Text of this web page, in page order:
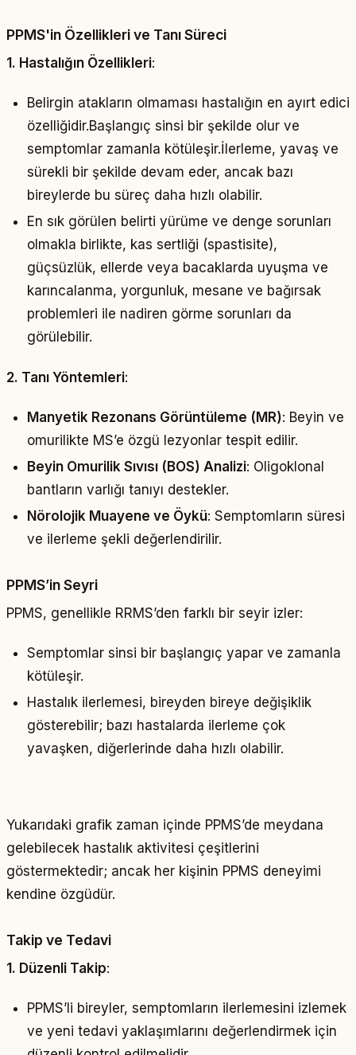
PPMS'in Özellikleri ve Tanı Süreci
1. Hastalığın Özellikleri:
Belirgin atakların olmaması hastalığın en ayırt edici
özelliğidir.Başlangıç sinsi bir şekilde olur ve
semptomlar zamanla kötüleşir.İlerleme, yavaş ve
sürekli bir şekilde devam eder, ancak bazı
bireylerde bu süreç daha hızlı olabilir.
En sık görülen belirti yürüme ve denge sorunları
olmakla birlikte, kas sertliği (spastisite),
güçsüzlük, ellerde veya bacaklarda uyuşma ve
karıncalanma, yorgunluk, mesane ve bağırsak
problemleri ile nadiren görme sorunları da
görülebilir.
2. Tanı Yöntemleri:
Manyetik Rezonans Görüntüleme (MR): Beyin ve
omurilikte MS’e özgü lezyonlar tespit edilir.
Beyin Omurilik Sıvısı (BOS) Analizi: Oligoklonal
bantların varlığı tanıyı destekler.
Nörolojik Muayene ve Öykü: Semptomların süresi
ve ilerleme şekli değerlendirilir.
PPMS’in Seyri
PPMS, genellikle RRMS’den farklı bir seyir izler:
Semptomlar sinsi bir başlangıç yapar ve zamanla
kötüleşir.
Hastalık ilerlemesi, bireyden bireye değişiklik
gösterebilir; bazı hastalarda ilerleme çok
yavaşken, diğerlerinde daha hızlı olabilir.
Yukarıdaki grafik zaman içinde PPMS’de meydana
gelebilecek hastalık aktivitesi çeşitlerini
göstermektedir; ancak her kişinin PPMS deneyimi
kendine özgüdür.
Takip ve Tedavi
1. Düzenli Takip:
PPMS’li bireyler, semptomların ilerlemesini izlemek
ve yeni tedavi yaklaşımlarını değerlendirmek için